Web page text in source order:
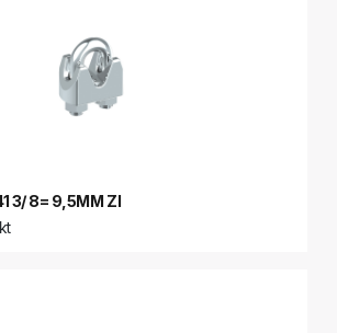
3/ 8= 9,5MM ZI